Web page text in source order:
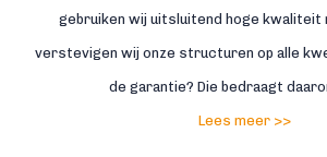
gebruiken wij uitsluitend hoge kwaliteit
verstevigen wij onze structuren op alle
de garantie? Die bedraagt
Lees meer >>